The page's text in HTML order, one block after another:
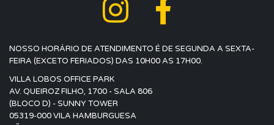
NOSSO HORÁRIO DE ATENDIMENTO É DE SEGUNDA A SEXTA-
FEIRA (EXCETO FERIADOS) DAS 10H00 AS 17H00.
VILLA LOBOS OFFICE PARK
AV. QUEIROZ FILHO, 1700 - SALA 806
(BLOCO D) - SUNNY TOWER
05319-000 VILA HAMBURGUESA